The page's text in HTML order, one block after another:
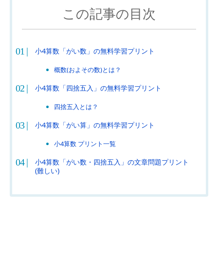
この記事の目次
小4算数「がい数」の無料学習プリント
概数(およその数)とは？
小4算数「四捨五入」の無料学習プリント
四捨五入とは？
小4算数「がい算」の無料学習プリント
小4算数 プリント一覧
小4算数「がい数・四捨五入」の文章問題プリント
(難しい)